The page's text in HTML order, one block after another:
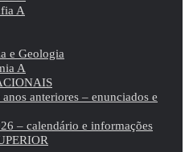
A
e Geologia
A
anteriores – enunciados e
– calendário e informações